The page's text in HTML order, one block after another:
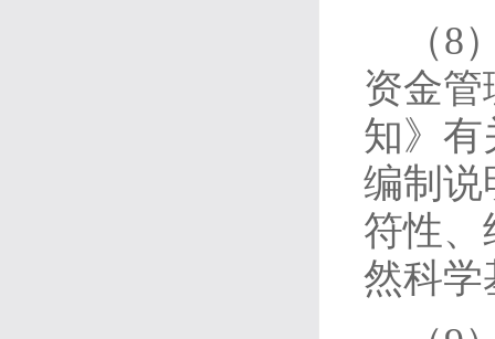
（
资金
知》有
编制说
符性、
然科学